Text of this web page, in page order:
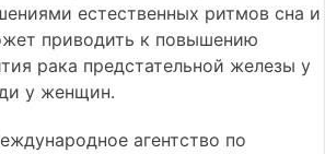
естественных ритмов сна и
приводить к повышению
рака предстательной железы у
у женщин.
агентство по